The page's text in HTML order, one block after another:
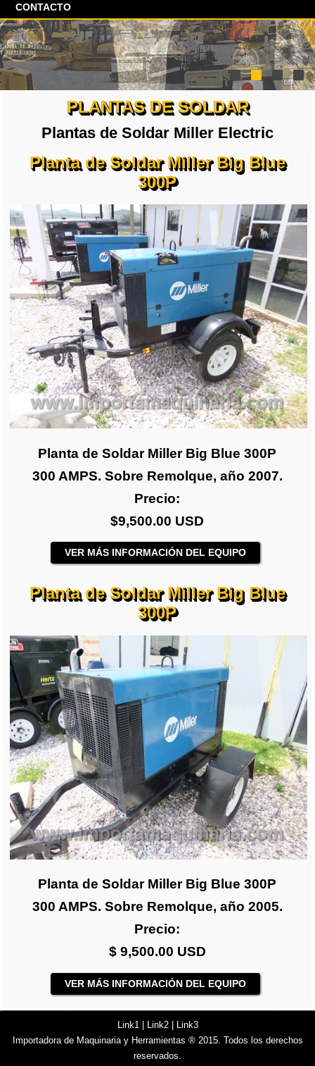
CONTACTO
PLANTAS DE SOLDAR
Plantas de Soldar Miller Electric
Planta de Soldar Miller Big Blue
300P
Planta de Soldar Miller Big Blue 300P
300 AMPS. Sobre Remolque, año 2007.
Precio:
$9,500.00 USD
VER MÁS INFORMACIÓN DEL EQUIPO
Planta de Soldar Miller Big Blue
300P
Planta de Soldar Miller Big Blue 300P
300 AMPS. Sobre Remolque, año 2005.
Precio:
$ 9,500.00 USD
VER MÁS INFORMACIÓN DEL EQUIPO
Link1| Link2|
Link3
Importadora de Maquinaria y Herramientas ® 2015. Todos los derechos
reservados.